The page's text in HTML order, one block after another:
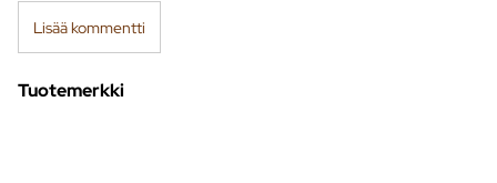
Lisää kommentti
Tuotemerkki